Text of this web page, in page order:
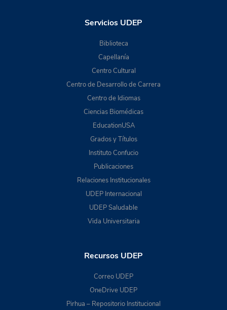
Servicios UDEP
Biblioteca
Capellanía
Centro Cultural
Centro de Desarrollo de Carrera
Centro de Idiomas
Ciencias Biomédicas
EducationUSA
Grados y Títulos
Instituto Confucio
Publicaciones
Relaciones Institucionales
UDEP Internacional
UDEP Saludable
Vida Universitaria
Recursos UDEP
Correo UDEP
OneDrive UDEP
Pirhua – Repositorio Institucional